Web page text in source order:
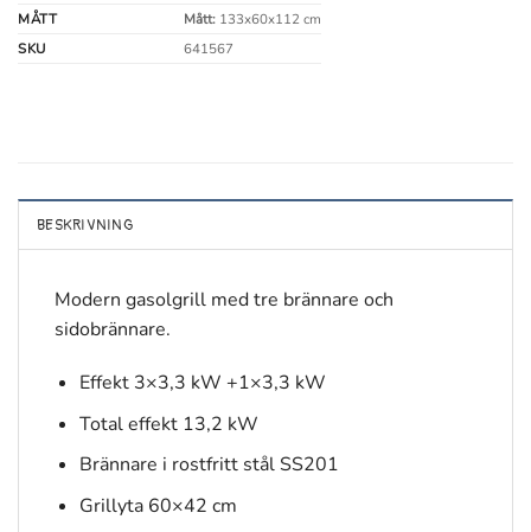
MÅTT
Mått:133x60x112 cm
SKU
641567
BESKRIVNING
Modern gasolgrill med tre brännare och
sidobrännare.
Effekt 3×3,3 kW +1×3,3 kW
Total effekt 13,2 kW
Brännare i rostfritt stål SS201
Grillyta 60×42 cm